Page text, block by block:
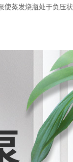
蒸发烧瓶处于负压